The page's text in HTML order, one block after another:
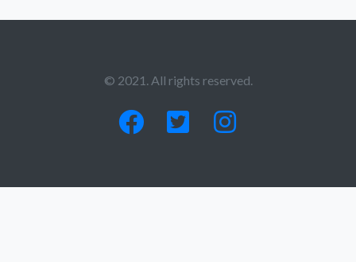
© 2021. All rights reserved.